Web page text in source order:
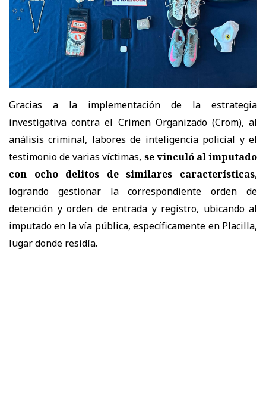
Gracias a la implementación de la estrategia
investigativa contra el Crimen Organizado (Crom), al
análisis criminal, labores de inteligencia policial y el
testimonio de varias víctimas, se vinculó al imputado
con ocho delitos de similares características,
logrando gestionar la correspondiente orden de
detención y orden de entrada y registro, ubicando al
imputado en la vía pública, específicamente en Placilla,
lugar donde residía.